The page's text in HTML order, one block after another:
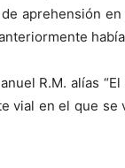
aprehensión
R.M. alías
vial en el que